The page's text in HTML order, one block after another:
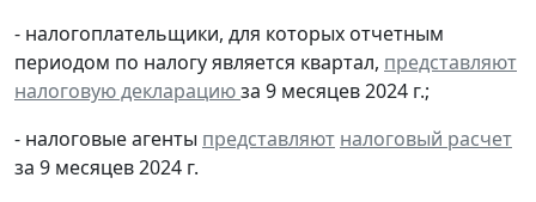
- налогоплательщики, для которых отчетным
периодом по налогу является квартал, представляют
налоговую декларациюза 9 месяцев 2024 г.;
- налоговые агенты представляют налоговый расчет
за 9 месяцев 2024 г.